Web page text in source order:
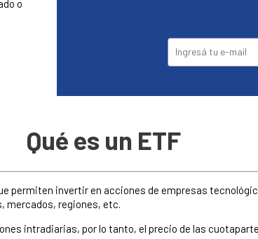
o
Qué es un ETF
permiten invertir en acciones de empresas
regiones, etc.
intradiarias, por lo tanto, el precio de las